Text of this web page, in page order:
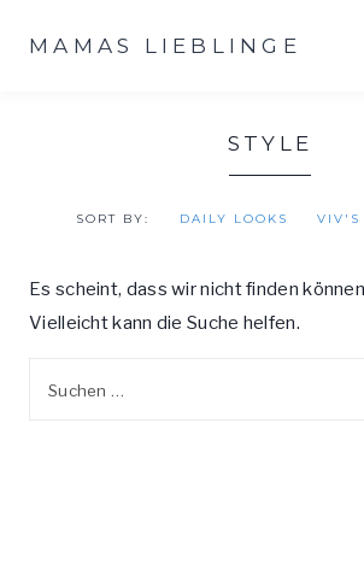
InhaltMAMAS LIEBLINGE
STYLE
SORT BY: DAILY LOOKS VIV'S
Es scheint, dass wir nicht finden
Vielleicht kann die Suche helfen.